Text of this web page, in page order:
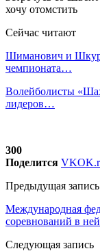
Сейчас читают
Шиманович и
чемпионата…
Волейболисты
лидеров…
300
Поделится VK
Предыдущая запись
Международная
соревнований в
Следующая запись